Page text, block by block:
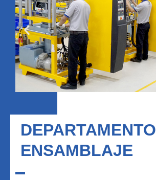
DEPARTAMENTO
ENSAMBLAJE